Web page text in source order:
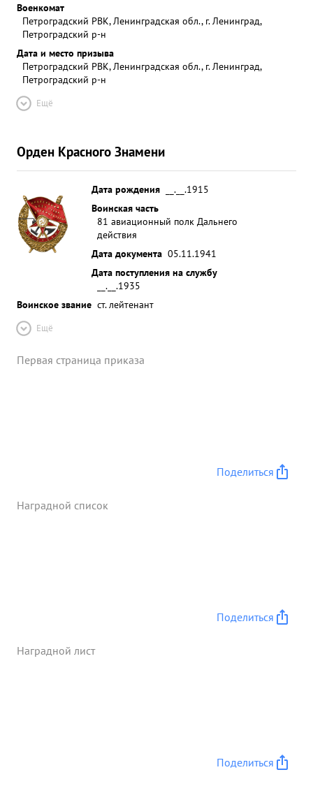
Военкомат
Петроградский РВК, Ленинградская обл., г. Ленинград,
Петроградский р-н
Дата и место призыва
Петроградский РВК, Ленинградская обл., г. Ленинград,
Петроградский р-н
Ещё
Орден Красного Знамени
Дата рождения
__.__.1915
Воинская часть
81 авиационный полк Дальнего
действия
Дата документа 05.11.1941
Дата поступления на службу
__.__.1935
Воинское звание ст. лейтенант
Ещё
Первая страница приказа
Поделиться
Наградной список
Поделиться
Наградной лист
Поделиться